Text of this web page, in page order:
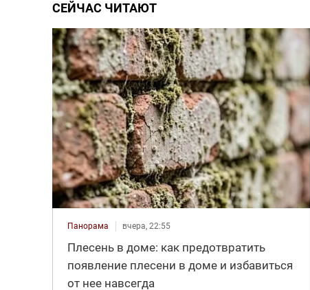
СЕЙЧАС ЧИТАЮТ
Панорама вчера, 22:55
Плесень в доме: как предотвратить
появление плесени в доме и избавиться
от нее навсегда